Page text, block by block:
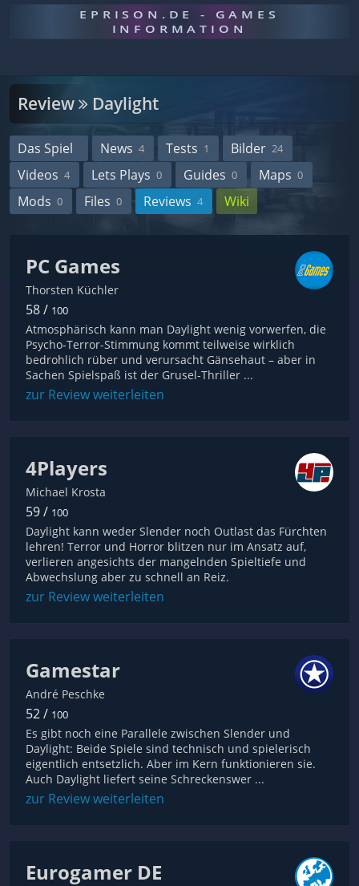
EPRISON.DE - GAMES
INFORMATION
Review Daylight
Das Spiel News 4 Tests 1 Bilder 24
Videos 4 Lets Plays 0 Guides 0 Maps 0
Mods 0 Files 0 Reviews 4 Wiki
PC Games
Thorsten Küchler
58 / 100
Atmosphärisch kann man Daylight wenig vorwerfen, die
Psycho-Terror-Stimmung kommt teilweise wirklich
bedrohlich rüber und verursacht Gänsehaut – aber in
Sachen Spielspaß ist der Grusel-Thriller ...
zur Review weiterleiten
4Players
Michael Krosta
59 / 100
Daylight kann weder Slender noch Outlast das Fürchten
lehren! Terror und Horror blitzen nur im Ansatz auf,
verlieren angesichts der mangelnden Spieltiefe und
Abwechslung aber zu schnell an Reiz.
zur Review weiterleiten
Gamestar
André Peschke
52 / 100
Es gibt noch eine Parallele zwischen Slender und
Daylight: Beide Spiele sind technisch und spielerisch
eigentlich entsetzlich. Aber im Kern funktionieren sie.
Auch Daylight liefert seine Schreckenswer ...
zur Review weiterleiten
Eurogamer DE